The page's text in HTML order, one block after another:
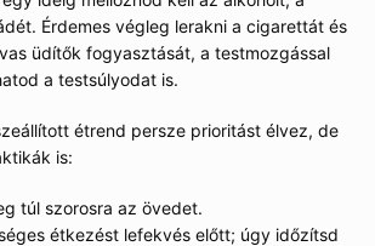
Érdemes végleg lerakni a cigarettát és
üdítők fogyasztását, a testmozgással
a testsúlyodat is.
étrend persze prioritást élvez, de
is:
túl szorosra az övedet.
étkezést lefekvés előtt; úgy időzítsd